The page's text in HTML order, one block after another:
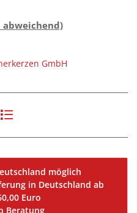
abweichend)
GmbH
möglich
in Deutschland ab
Euro
Beratung